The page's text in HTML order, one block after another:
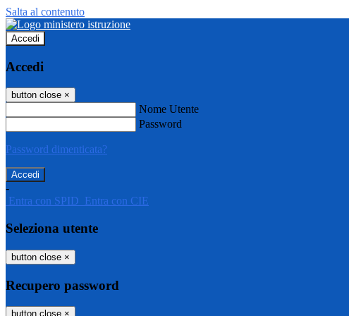
Salta al contenuto
Accedi
Accedi
button close ×
Nome Utente
Password
Password dimenticata?
-
Entra con SPID Entra con CIE
Seleziona utente
button close ×
Recupero password
button close ×